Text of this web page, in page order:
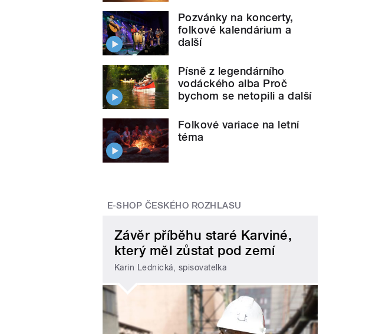
Pozvánky na koncerty,
folkové kalendárium a
další
Písně z legendárního
vodáckého alba Proč
bychom se netopili a další
Folkové variace na letní
téma
E-SHOP ČESKÉHO ROZHLASU
Závěr příběhu staré Karviné,
který měl zůstat pod zemí
Karin Lednická, spisovatelka